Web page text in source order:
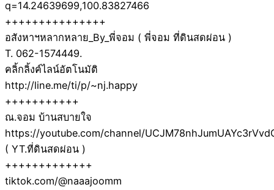
q=14.24639699,100.83827466
+++++++++++++++
อสังหาฯหลากหลาย_By_พี่จอม ( พี่จอม ที่ดินสดผ่อน )
T. 062-1574449.
คลิ้กลิ้งค์ไลน์อัตโนมัติ
http://line.me/ti/p/~nj.happy
+++++++++++
ณ.จอม บ้านสบายใจ
https://youtube.com/channel/
( YT.ที่ดินสดผ่อน )
+++++++++++++
tiktok.com/@naaajoomm